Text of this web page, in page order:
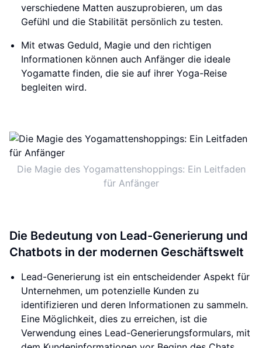
verschiedene Matten auszuprobieren, um das
Gefühl und die Stabilität persönlich zu testen.
Mit etwas Geduld, Magie und den richtigen
Informationen können auch Anfänger die ideale
Yogamatte finden, die sie auf ihrer Yoga-Reise
begleiten wird.
Die Magie des Yogamattenshoppings: Ein Leitfaden
für Anfänger
Die Bedeutung von Lead-Generierung und
Chatbots in der modernen Geschäftswelt
Lead-Generierung ist ein entscheidender Aspekt für
Unternehmen, um potenzielle Kunden zu
identifizieren und deren Informationen zu sammeln.
Eine Möglichkeit, dies zu erreichen, ist die
Verwendung eines Lead-Generierungsformulars, mit